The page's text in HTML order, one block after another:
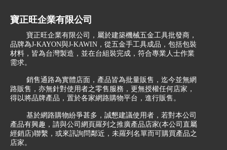
寶正旺企業有限公司
寶正旺企業有限公司，屬於建築機械五金工具批發商，
品牌為J-KAYON與J-KAWIN，從五金手工具成品，包括包裝
材料，皆為台灣製造，並在台組裝完成，符合專業人士作業
需求。
銷售通路為實體店面，產品皆為批量販售，迄今並無網
路販售，亦無針對使用者之零售服務，更無授權任何店家，
得以將品牌產品，置於各家網路購物平台，進行販售。
基於網路購物紛爭甚多，誠懇建議使用者，若對本公司
產品有興趣，請與公司網頁羅列之推廣產品店家(本公司直屬
經銷店)聯繫，或來訊詢問鄰近，未羅列名單而可購買產品之
店家。